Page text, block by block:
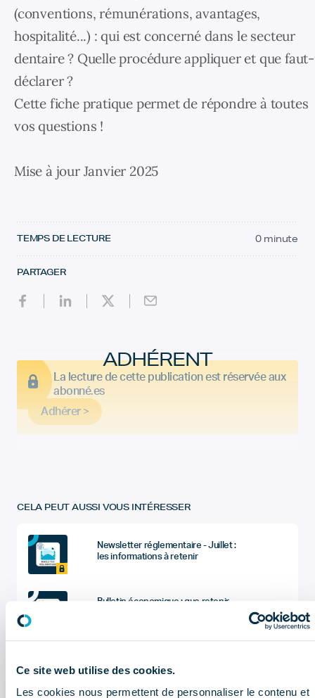
Ce site web utilise des cookies.
Les cookies nous permettent de personnaliser le contenu et
(conventions, rémunérations, avantages,
hospitalité...) : qui est concerné dans le secteur
dentaire ? Quelle procédure appliquer et que
déclarer ?
Cette fiche pratique permet de répondre à toutes
vos questions !
Mise à jour Janvier 2025
TEMPS DE LECTURE 0 minute
PARTAGER
ADHÉRENT
La lecture de cette publication est réservée aux
abonné.es
Adhérer >
CELA PEUT AUSSI VOUS INTÉRESSER
Newsletter réglementaire - Juillet :
les informations à retenir
Bulletin économique : que retenir
économique et sociale (données